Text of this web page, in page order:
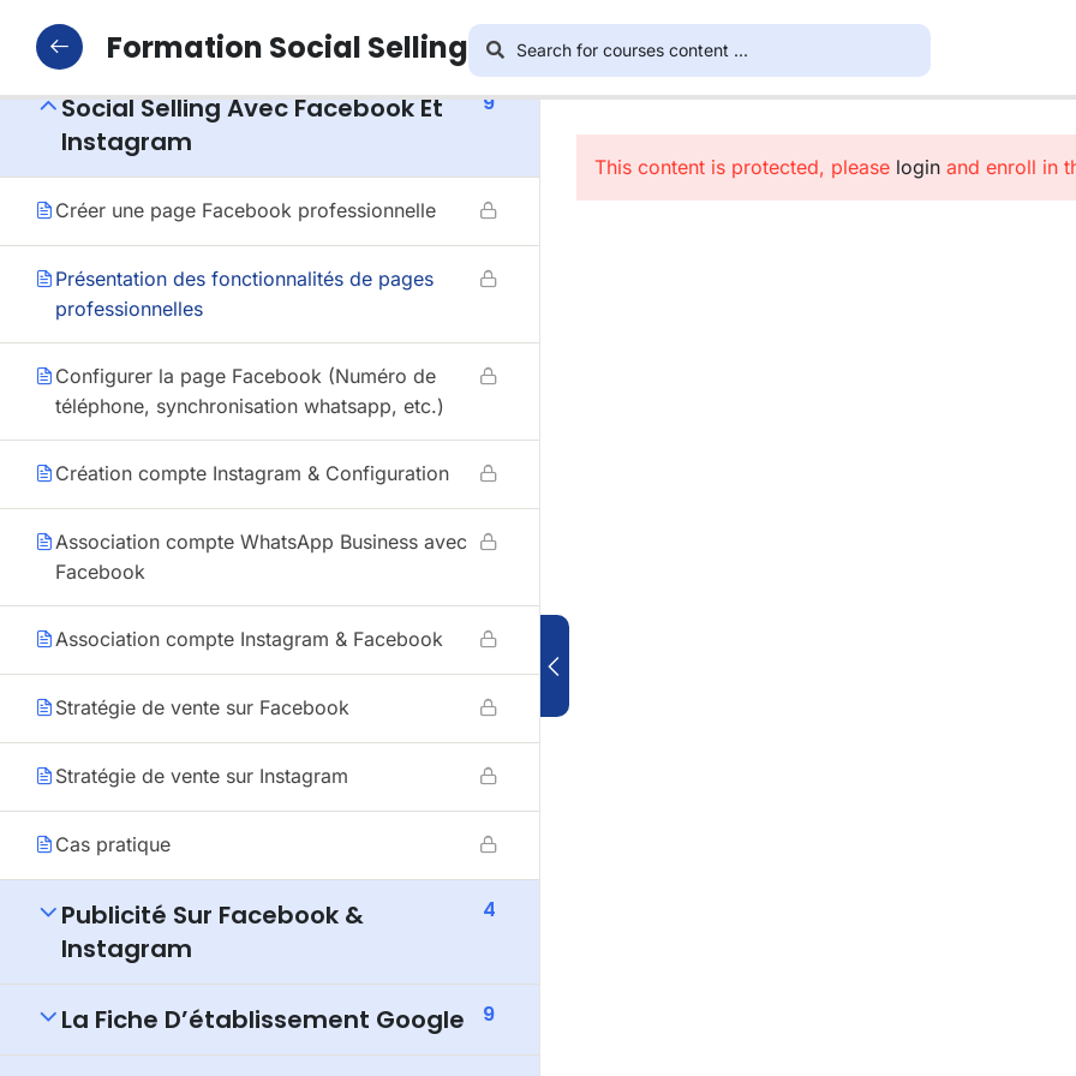
Business
Social Selling Avec Facebook Et
Instagram
9
Créer une page Facebook professionnelle
Présentation des fonctionnalités de pages
professionnelles
Configurer la page Facebook (Numéro de
téléphone, synchronisation whatsapp, etc.)
Création compte Instagram & Configuration
Association compte WhatsApp Business avec
Facebook
Association compte Instagram & Facebook
Stratégie de vente sur Facebook
Stratégie de vente sur Instagram
Cas pratique
Publicité Sur Facebook &
Instagram
4
La Fiche D’établissement Google 9
Formation Social Selling
This content is protected, please login and enroll in